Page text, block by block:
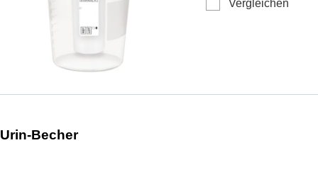
Transfereinheit,
Probengewinnung
Vergleichen
Urin-Becher